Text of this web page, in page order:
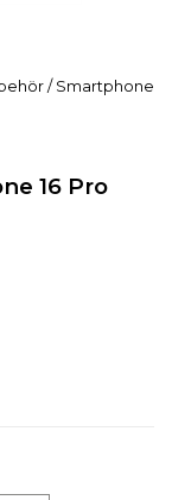
/ Smartphone
16 Pro